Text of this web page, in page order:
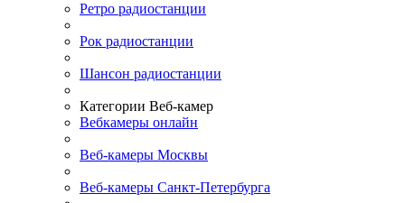
Ретро радиостанции
Рок радиостанции
Шансон радиостанции
Категории Веб-камер
Вебкамеры онлайн
Веб-камеры Москвы
Веб-камеры Санкт-Петербурга